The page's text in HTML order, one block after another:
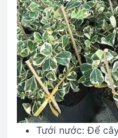
Tưới nước: Để